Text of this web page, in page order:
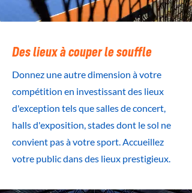
Des lieux à couper le souffle
Donnez une autre dimension à votre
compétition en investissant des lieux
d'exception tels que salles de concert,
halls d'exposition, stades dont le sol ne
convient pas à votre sport. Accueillez
votre public dans des lieux prestigieux.